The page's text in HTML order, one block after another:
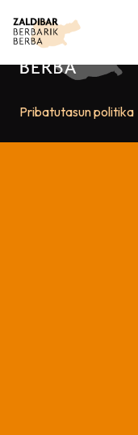
Pribatutasun politika